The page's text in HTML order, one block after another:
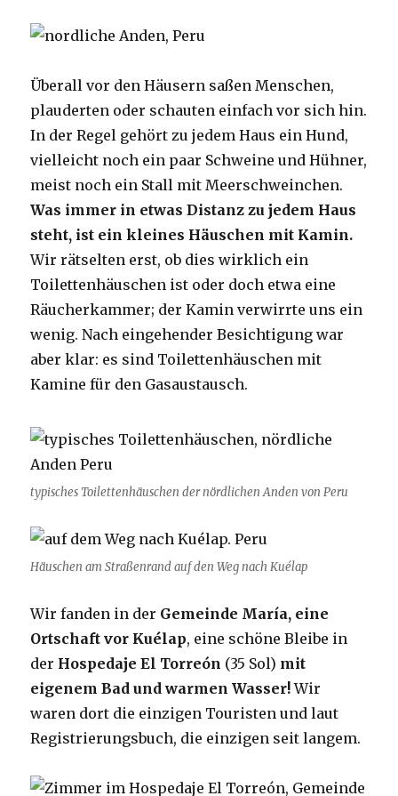
Überall vor den Häusern saßen Menschen,
plauderten oder schauten einfach vor sich hin.
In der Regel gehört zu jedem Haus ein Hund,
vielleicht noch ein paar Schweine und Hühner,
meist noch ein Stall mit Meerschweinchen.
Was immer in etwas Distanz zu jedem Haus
steht, ist ein kleines Häuschen mit Kamin.
Wir rätselten erst, ob dies wirklich ein
Toilettenhäuschen ist oder doch etwa eine
Räucherkammer; der Kamin verwirrte uns ein
wenig. Nach eingehender Besichtigung war
aber klar: es sind Toilettenhäuschen mit
Kamine für den Gasaustausch.
typisches Toilettenhäuschen der nördlichen Anden von Peru
Häuschen am Straßenrand auf den Weg nach Kuélap
Wir fanden in der Gemeinde María, eine
Ortschaft vor Kuélap, eine schöne Bleibe in
der Hospedaje El Torreón (35 Sol) mit
eigenem Bad und warmen Wasser!Wir
waren dort die einzigen Touristen und laut
Registrierungsbuch, die einzigen seit langem.